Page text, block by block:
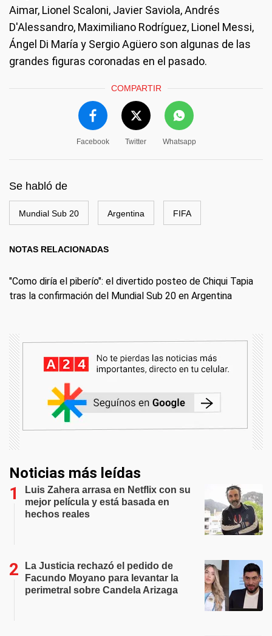
Aimar, Lionel Scaloni, Javier Saviola, Andrés
D'Alessandro, Maximiliano Rodríguez, Lionel Messi,
Ángel Di María y Sergio Agüero son algunas de las
grandes figuras coronadas en el pasado.
COMPARTIR
Facebook Twitter Whatsapp
Se habló de
Mundial Sub 20 Argentina FIFA
NOTAS RELACIONADAS
"Como diría el piberío": el divertido posteo de Chiqui Tapia
tras la confirmación del Mundial Sub 20 en Argentina
Noticias más leídas
Luis Zahera arrasa en Netflix con su
mejor película y está basada en
hechos reales
La Justicia rechazó el pedido de
Facundo Moyano para levantar la
perimetral sobre Candela Arizaga